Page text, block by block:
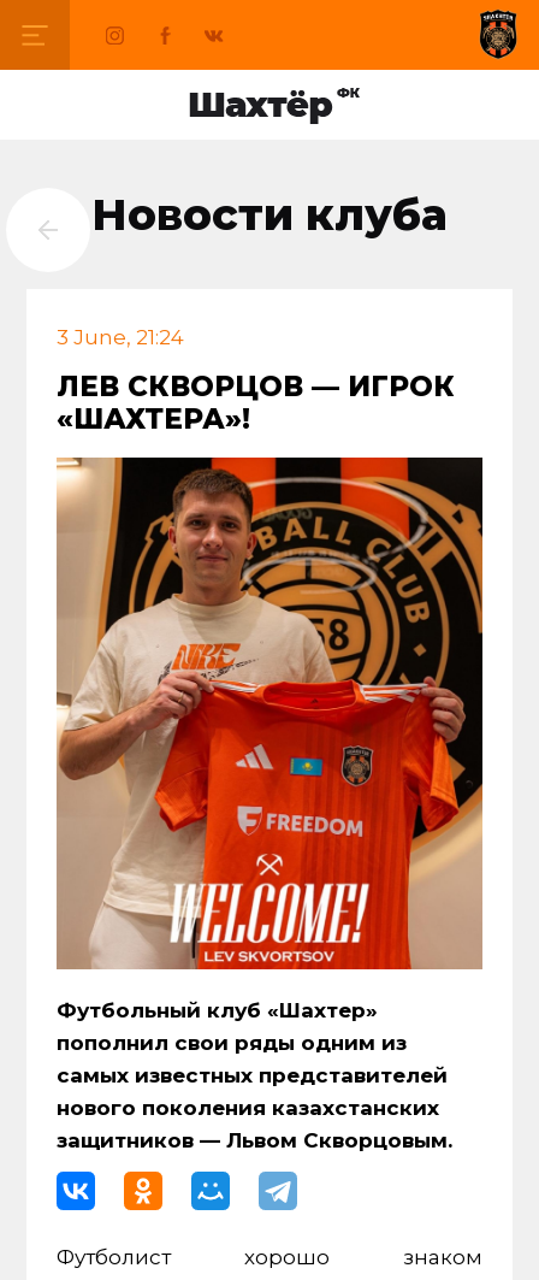
Новости клуба
3 June, 21:24
ЛЕВ СКВОРЦОВ — ИГРОК
«ШАХТЕРА»!
Футбольный клуб «Шахтер»
пополнил свои ряды одним из
самых известных представителей
нового поколения казахстанских
защитников — Львом Скворцовым.
Футболист хорошо знаком